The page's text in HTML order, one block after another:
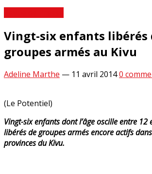
Vingt-six enfants libérés
groupes armés au Kivu
Adeline Marthe — 11 avril 20140
(Le Potentiel)
Vingt-six enfants dont l’âge oscille entre 12
libérés de groupes armés encore actifs
provinces du Kivu.